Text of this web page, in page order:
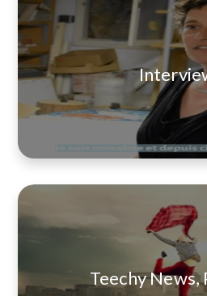
Teechy